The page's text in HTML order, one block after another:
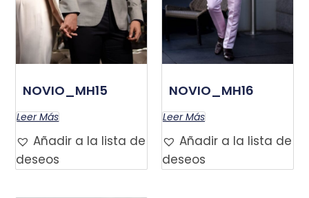
NOVIO_MH15
Leer Más
Añadir a la lista de
deseos
NOVIO_MH16
Leer Más
Añadir a la lista de
deseos